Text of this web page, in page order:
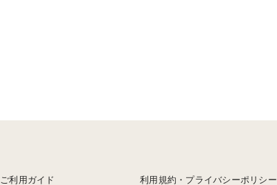
ご利用ガイド 利用規約・プライバシーポリシー